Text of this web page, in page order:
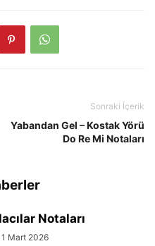
Sonraki İçerik
Yabandan Gel – Kostak Yörü
Do Re Mi Notaları
Notaları
1 Mart 2026